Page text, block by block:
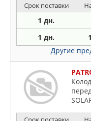
Срок поставки
1 дн.
1 дн.
Другие